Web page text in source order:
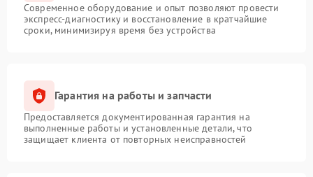
Современное оборудование и опыт позволяют провести
экспресс-диагностику и восстановление в кратчайшие
сроки, минимизируя время без устройства
Гарантия на работы и запчасти
Предоставляется документированная гарантия на
выполненные работы и установленные детали, что
защищает клиента от повторных неисправностей